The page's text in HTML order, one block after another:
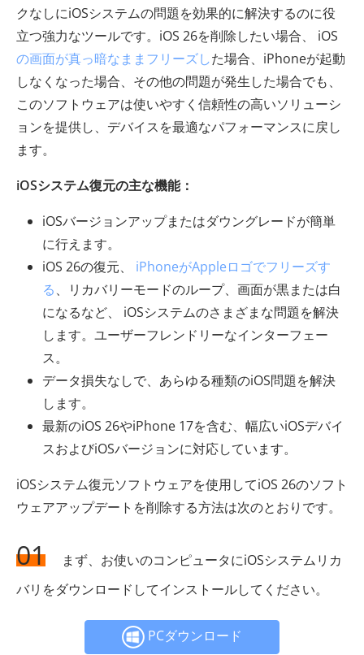
クなしにiOSシステムの問題を効果的に解決するのに役
立つ強力なツールです。iOS 26を削除したい場合、 iOS
の画面が真っ暗なままフリーズした場合、iPhoneが起動
しなくなった場合、その他の問題が発生した場合でも、
このソフトウェアは使いやすく信頼性の高いソリューシ
ョンを提供し、デバイスを最適なパフォーマンスに戻し
ます。
iOSシステム復元の主な機能：
iOSバージョンアップまたはダウングレードが簡単
に行えます。
iOS 26の復元、 iPhoneがAppleロゴでフリーズす
る、リカバリーモードのループ、画面が黒または白
になるなど、 iOSシステムのさまざまな問題を解決
します。ユーザーフレンドリーなインターフェー
ス。
データ損失なしで、あらゆる種類のiOS問題を解決
します。
最新のiOS 26やiPhone 17を含む、幅広いiOSデバイ
スおよびiOSバージョンに対応しています。
iOSシステム復元ソフトウェアを使用してiOS 26のソフト
ウェアアップデートを削除する方法は次のとおりです。
01
まず、お使いのコンピュータにiOSシステムリカ
バリをダウンロードしてインストールしてください。
PCダウンロード